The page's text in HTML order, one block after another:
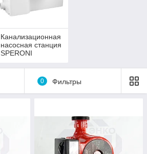
Канализационная
насосная станция
SPERONI
0 Фильтры